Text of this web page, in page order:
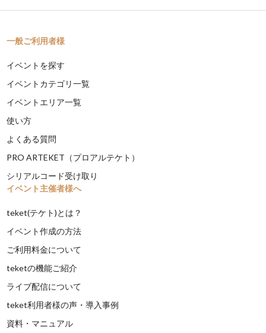
一般ご利用者様
イベントを探す
イベントカテゴリ一覧
イベントエリア一覧
使い方
よくある質問
PRO ARTEKET（プロアルテケト）
シリアルコード受け取り
イベント主催者様へ
teket(テケト)とは？
イベント作成の方法
ご利用料金について
teketの機能ご紹介
ライブ配信について
teket利用者様の声・導入事例
資料・マニュアル